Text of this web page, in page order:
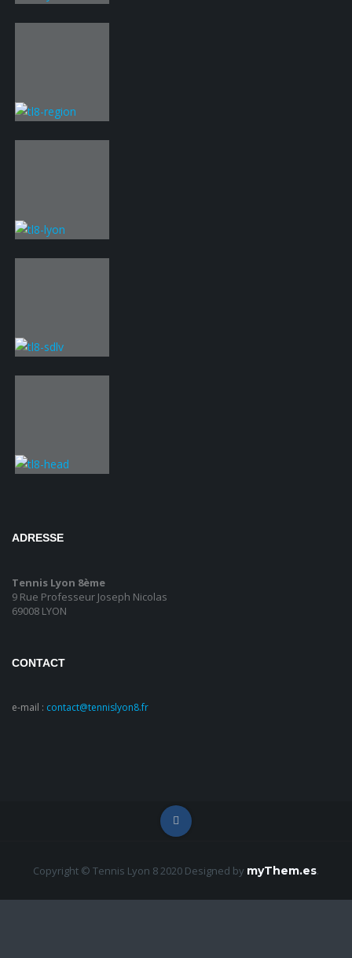
ADRESSE
Tennis Lyon 8ème
9 Rue Professeur Joseph Nicolas
69008 LYON
CONTACT
e-mail : contact@tennislyon8.fr
Copyright © Tennis Lyon 8 2020 Designed by myThem.es.